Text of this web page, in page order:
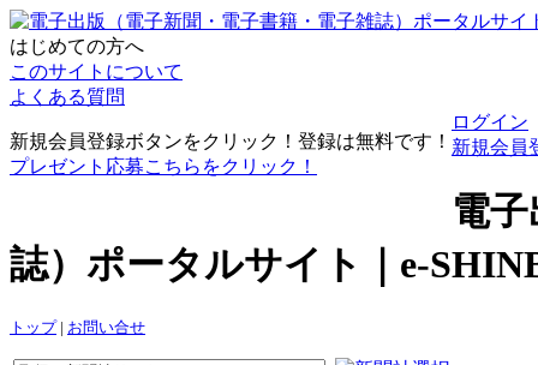
はじめての方へ
このサイトについて
よくある質問
新規会員登録ボタンをクリック！登録は無料です！
プレゼント応募こちらをクリック！
ログイン
新規会員
電
誌）ポータルサイト｜e-
トップ| お問い合せ